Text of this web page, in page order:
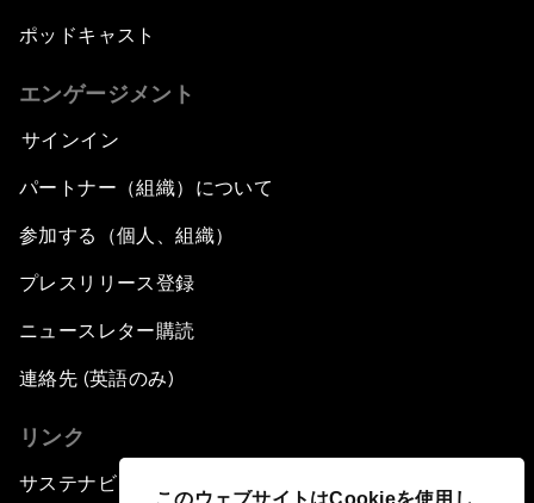
このウェブサイトはCookieを使用し
ポッドキャスト
エンゲージメント
サインイン
パートナー（組織）について
参加する（個人、組織）
プレスリリース登録
ニュースレター購読
連絡先 (英語のみ)
リンク
サステナビリティへの取り組み